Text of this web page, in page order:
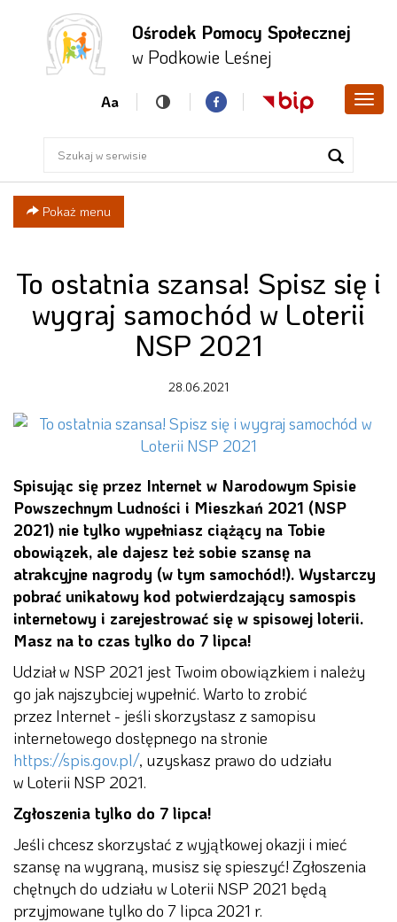
Przejdź
do menu
Przejdź
do
Przejdź
do menu
Ośrodek Pomocy Społecznej
w Podkowie Leśnej
Aa
Pokaż menu
To ostatnia szansa! Spisz się i
wygraj samochód w Loterii
NSP 2021
28.06.2021
Spisując się przez Internet w Narodowym Spisie
Powszechnym Ludności i Mieszkań 2021 (NSP
2021) nie tylko wypełniasz ciążący na Tobie
obowiązek, ale dajesz też sobie szansę na
atrakcyjne nagrody (w tym samochód!). Wystarczy
pobrać unikatowy kod potwierdzający samospis
internetowy i zarejestrować się w spisowej loterii.
Masz na to czas tylko do 7 lipca!
Udział w NSP 2021 jest Twoim obowiązkiem i należy
go jak najszybciej wypełnić. Warto to zrobić
przez Internet - jeśli skorzystasz z samopisu
internetowego dostępnego na stronie
https://spis.gov.pl/, uzyskasz prawo do udziału
w Loterii NSP 2021.
Zgłoszenia tylko do 7 lipca!
Jeśli chcesz skorzystać z wyjątkowej okazji i mieć
szansę na wygraną, musisz się spieszyć! Zgłoszenia
chętnych do udziału w Loterii NSP 2021 będą
przyjmowane tylko do 7 lipca 2021 r.